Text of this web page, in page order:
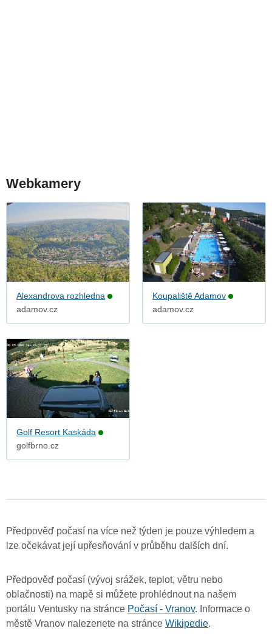
Webkamery
Alexandrova rozhledna
adamov.cz
Koupaliště Adamov
adamov.cz
Golf Resort Kaskáda
golfbrno.cz
Předpověď počasí na více než týden je pouze výhledem a
lze očekávat její upřesňování v průběhu dalších dní.
Předpověď počasí (vývoj srážek, teplot, větru nebo
oblačnosti) na mapě si můžete prohlédnout na našem
portálu Ventusky na stránce Počasí - Vranov. Informace o
městě Vranov nalezenete na stránce Wikipedie.